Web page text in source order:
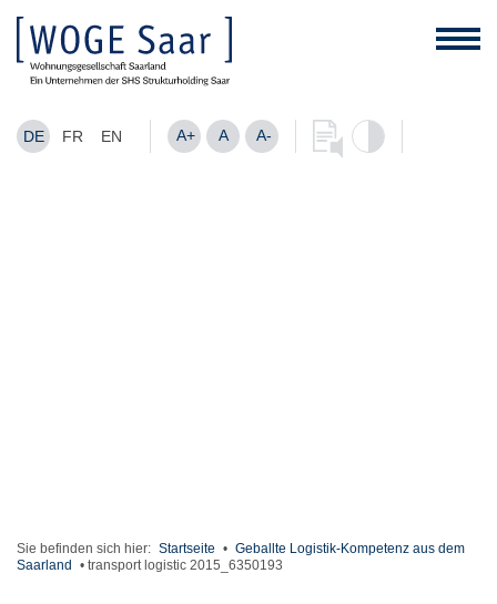
DE FR EN A+ A A-
Sie befinden sich hier: Startseite • Geballte Logistik-Kompetenz aus dem
Saarland
• transport logistic 2015_6350193